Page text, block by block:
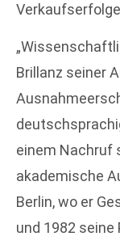
Brillanz seiner
einem Nachruf
akademische
Berlin, wo er
und 1982